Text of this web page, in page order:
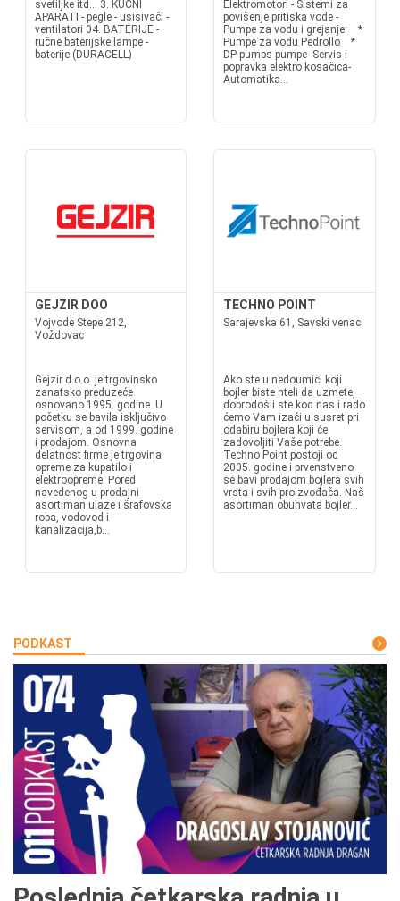
svetiljke itd... 3. KUĆNI
APARATI - pegle - usisivači -
ventilatori 04. BATERIJE -
ručne baterijske lampe -
baterije (DURACELL)
Elektromotori - Sistemi za
povišenje pritiska vode -
Pumpe za vodu i grejanje: *
Pumpe za vodu Pedrollo *
DP pumps pumpe- Servis i
popravka elektro kosačica-
Automatika...
GEJZIR DOO
Vojvode Stepe 212,
Voždovac
Gejzir d.o.o. je trgovinsko
zanatsko preduzeće
osnovano 1995. godine. U
početku se bavila isključivo
servisom, a od 1999. godine
i prodajom. Osnovna
delatnost firme je trgovina
opreme za kupatilo i
elektroopreme. Pored
navedenog u prodajni
asortiman ulaze i šrafovska
roba, vodovod i
kanalizacija,b...
TECHNO POINT
Sarajevska 61, Savski venac
Ako ste u nedoumici koji
bojler biste hteli da uzmete,
dobrodošli ste kod nas i rado
ćemo Vam izaći u susret pri
odabiru bojlera koji će
zadovoljiti Vaše potrebe.
Techno Point postoji od
2005. godine i prvenstveno
se bavi prodajom bojlera svih
vrsta i svih proizvođača. Naš
asortiman obuhvata bojler...
PODKAST